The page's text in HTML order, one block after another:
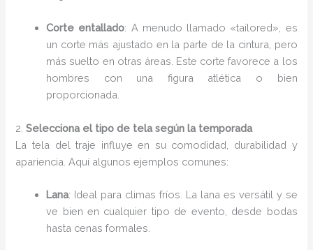
Corte entallado: A menudo llamado «tailored», es
un corte más ajustado en la parte de la cintura, pero
más suelto en otras áreas. Este corte favorece a los
hombres con una figura atlética o bien
proporcionada.
2.Selecciona el tipo de tela según la temporada
La tela del traje influye en su comodidad, durabilidad y
apariencia. Aquí algunos ejemplos comunes:
Lana: Ideal para climas fríos. La lana es versátil y se
ve bien en cualquier tipo de evento, desde bodas
hasta cenas formales.